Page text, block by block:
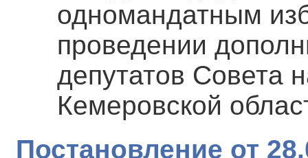
одномандатным
проведении
депутатов Совета
Кемеровской
Постановление от